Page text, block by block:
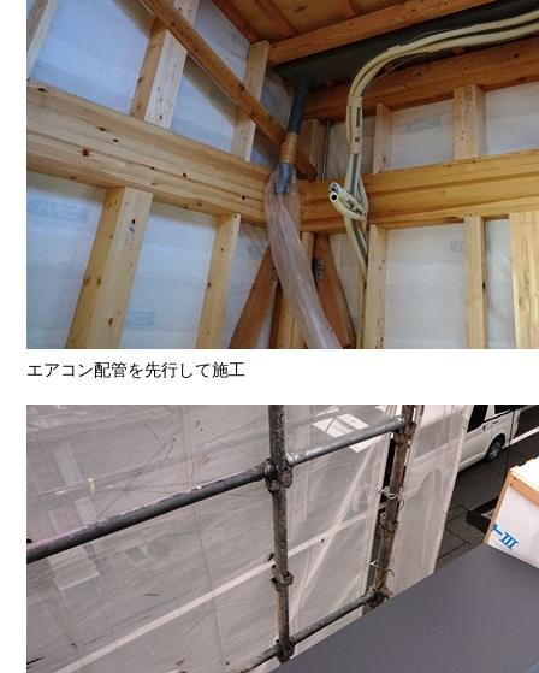
エアコン配管を先行して施工